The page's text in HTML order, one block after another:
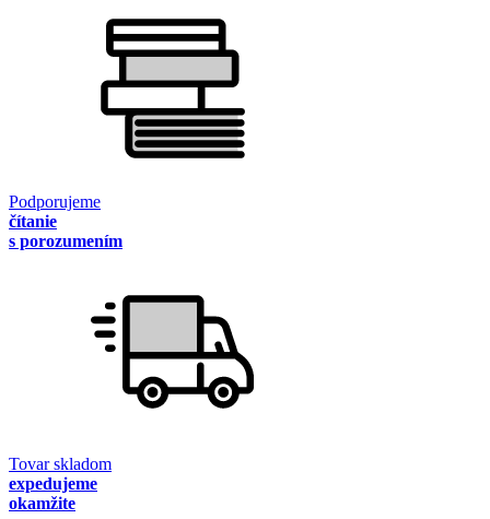
Podporujeme
čítanie
s porozumením
Tovar skladom
expedujeme
okamžite